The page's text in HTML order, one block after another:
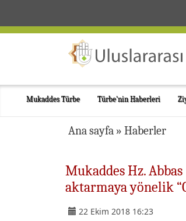
Mukaddes Türbe Türbe'nin Haberleri
Ana sayfa » Haberler
Mukaddes Hz.
aktarmaya yönelik
22 Ekim 2018 16:23